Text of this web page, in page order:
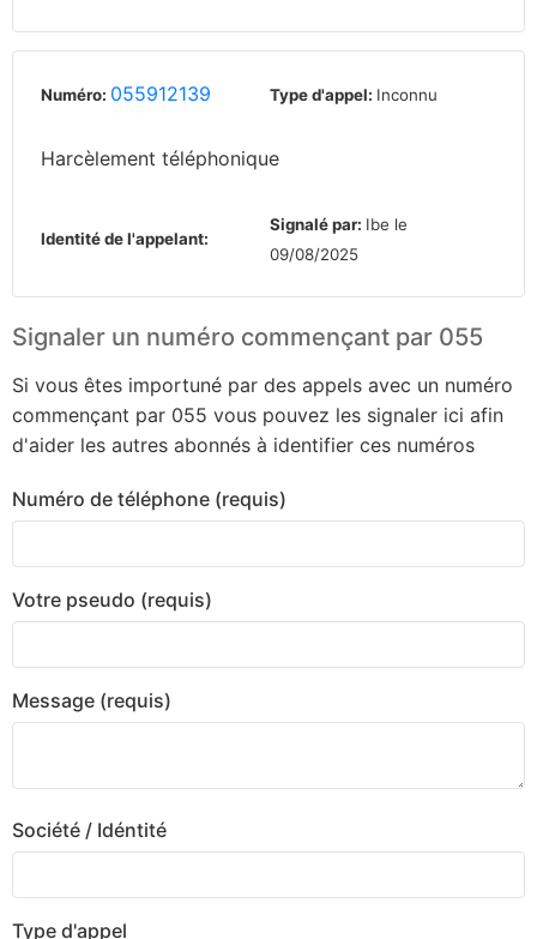
Numéro: 055912139 Type d'appel: Inconnu
Harcèlement téléphonique
Identité de l'appelant:
Signalé par: Ibe le
09/08/2025
Signaler un numéro commençant par 055
Si vous êtes importuné par des appels avec un numéro
commençant par 055 vous pouvez les signaler ici afin
d'aider les autres abonnés à identifier ces numéros
Numéro de téléphone (requis)
Votre pseudo (requis)
Message (requis)
Société / Idéntité
Type d'appel